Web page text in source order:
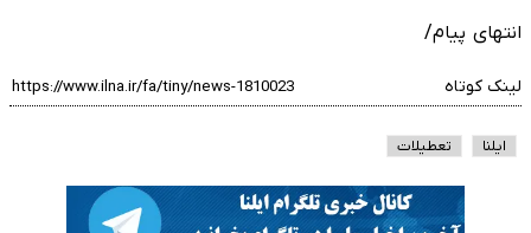
انتهای پیام/
لینک کوتاه
ایلنا تعطیلات